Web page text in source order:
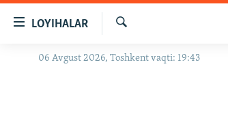
Бош
LOYIHALAR
OZODLIK SURISHTIRUVLARI
Излаш
06 Avgust 2026, Toshkent vaqti: 19:43